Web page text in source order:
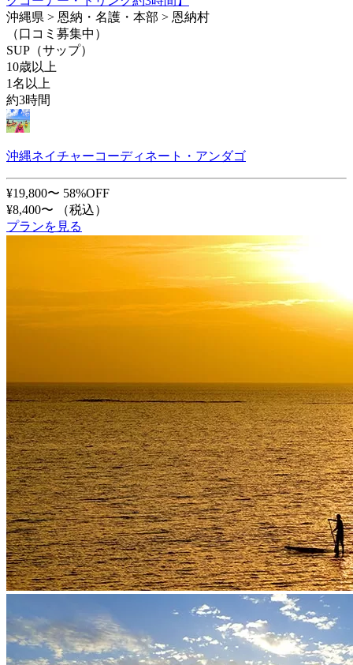
沖縄県 > 恩納・名護・本部 > 恩納村
（口コミ募集中）
SUP（サップ）
10歳以上
1名以上
約3時間
沖縄ネイチャーコーディネート・アンダゴ
¥19,800〜 58%OFF
¥8,400〜
（税込）
プランを見る